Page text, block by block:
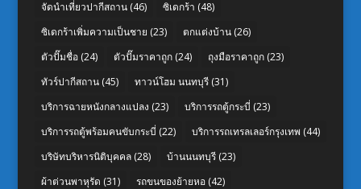
จัดนำเที่ยวปากีสถาน(46) ซิเดกร้า (48)
ซิเดกร้าเพิ่มความเป็นชาย (23) ตกแต่งบ้าน(26)
ตัวปั๊มชื่อ(24) ตัวปั๊มราคาถูก(24) ถุงมือราคาถูก(23)
ทัวร์ปากีสถาน(45) ทาวน์โฮม นนทบุรี(31)
บริการฉายหนังกลางแปลง (23) บริการรถตู้กระบี่ (23)
บริการรถตู้พร้อมคนขับกระบี่ (22) บริการรถเทรลเลอร์กรุงเทพ (44)
บริษัทบริหารนิติบุคคล(28) บ้านนนทบุรี(23)
ผ้าต่วนพาหุรัด (31) รถขนของย้ายหอ(42)